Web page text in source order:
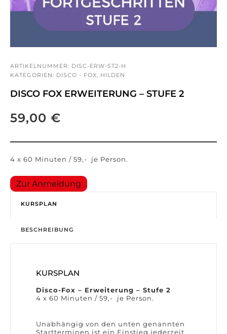
ARTIKELNUMMER: DISC-ERW-ST2-H
KATEGORIEN: DISCO - FOX, HILDEN
DISCO FOX ERWEITERUNG – STUFE 2
59,00 €
4 x 60 Minuten / 59,- je Person.
Zur Anmeldung
KURSPLAN
BESCHREIBUNG
KURSPLAN
Disco-Fox – Erweiterung – Stufe 2
4 x 60 Minuten / 59,- je Person.
Unabhängig von den unten genannten
Startterminen ist ein Einstieg jederzeit